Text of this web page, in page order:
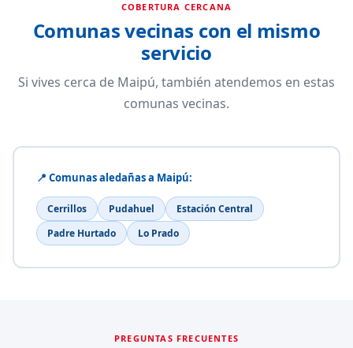
COBERTURA CERCANA
Comunas vecinas con el mismo
servicio
Si vives cerca de Maipú, también atendemos en estas
comunas vecinas.
📍 Comunas aledañas a Maipú:
Cerrillos Pudahuel
Estación Central
Padre Hurtado
Lo Prado
PREGUNTAS FRECUENTES